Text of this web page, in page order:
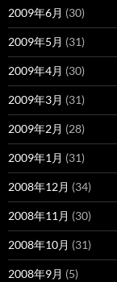
2009年6月 (30)
2009年5月 (31)
2009年4月 (30)
2009年3月 (31)
2009年2月 (28)
2009年1月 (31)
2008年12月 (34)
2008年11月 (30)
2008年10月 (31)
2008年9月 (5)